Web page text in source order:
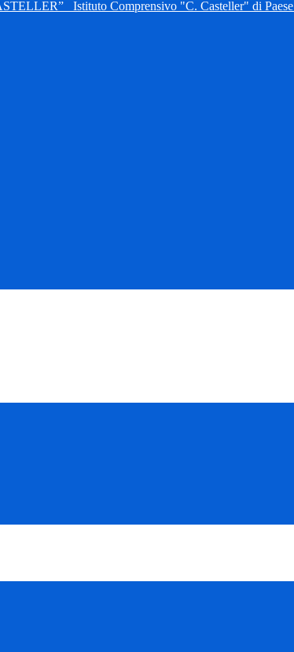
Istituto Comprensivo "C. Casteller" di Paese